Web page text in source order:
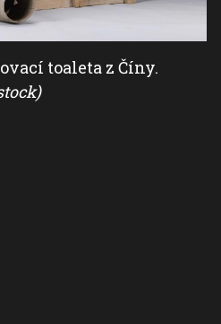
toaleta z Číny.